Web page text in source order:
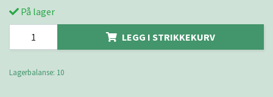
På lager
LEGG I STRIKKEKURV
Lagerbalanse: 10